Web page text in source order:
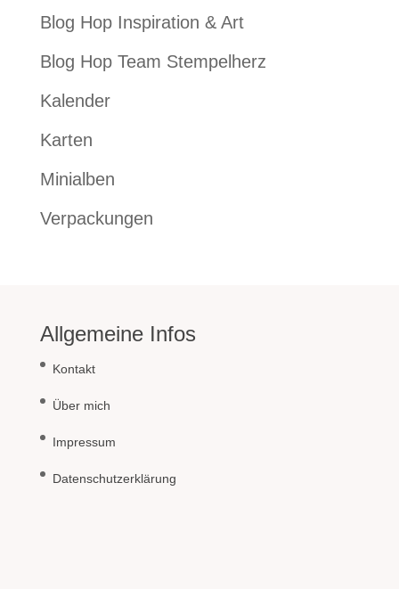
Blog Hop Inspiration & Art
Blog Hop Team Stempelherz
Kalender
Karten
Minialben
Verpackungen
Allgemeine Infos
Kontakt
Über mich
Impressum
Datenschutzerklärung